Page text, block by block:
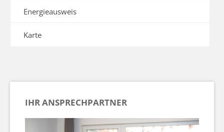
Energieausweis
Karte
IHR ANSPRECHPARTNER